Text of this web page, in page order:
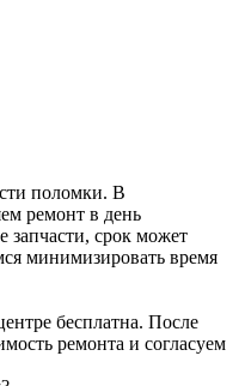
поломки. В
ремонт в день
запчасти, срок может
минимизировать время
бесплатна. После
ремонта и согласуем